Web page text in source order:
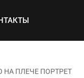
ПЛЕЧЕ ПОРТРЕТ